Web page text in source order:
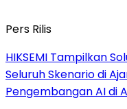
Pers Rilis
HIKSEMI Tampilkan
Seluruh Skenario di
Pengembangan AI di